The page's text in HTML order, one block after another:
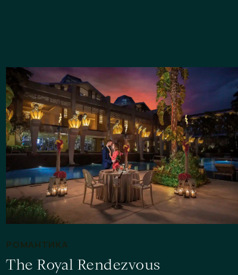
РОМАНТИКА
The Royal Rendezvous